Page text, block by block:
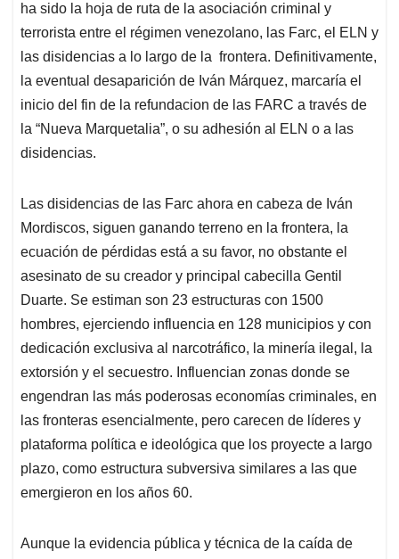
ha sido la hoja de ruta de la asociación criminal y
terrorista entre el régimen venezolano, las Farc, el ELN y
las disidencias a lo largo de la frontera. Definitivamente,
la eventual desaparición de Iván Márquez, marcaría el
inicio del fin de la refundacion de las FARC a través de
la “Nueva Marquetalia”, o su adhesión al ELN o a las
disidencias.
Las disidencias de las Farc ahora en cabeza de Iván
Mordiscos, siguen ganando terreno en la frontera, la
ecuación de pérdidas está a su favor, no obstante el
asesinato de su creador y principal cabecilla Gentil
Duarte. Se estiman son 23 estructuras con 1500
hombres, ejerciendo influencia en 128 municipios y con
dedicación exclusiva al narcotráfico, la minería ilegal, la
extorsión y el secuestro. Influencian zonas donde se
engendran las más poderosas economías criminales, en
las fronteras esencialmente, pero carecen de líderes y
plataforma política e ideológica que los proyecte a largo
plazo, como estructura subversiva similares a las que
emergieron en los años 60.
Aunque la evidencia pública y técnica de la caída de